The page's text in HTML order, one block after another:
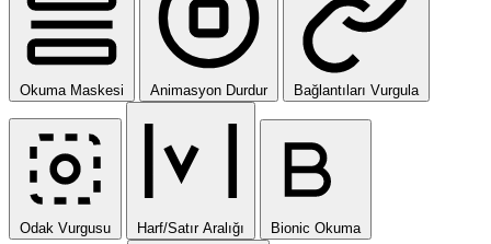
Okuma Maskesi Animasyon Durdur Bağlantıları Vurgula
Odak Vurgusu Harf/Satır Aralığı Bionic Okuma